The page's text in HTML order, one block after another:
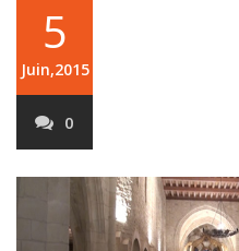
5
Juin,2015
0